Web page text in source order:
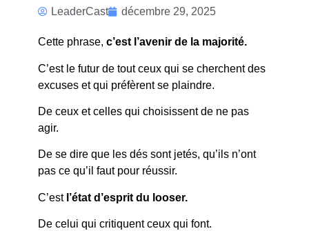
PARTI DE
RIEN POUR
ARRIVER NUL
PART
LeaderCast décembre 29, 2025
Cette phrase, c’est l’avenir de la majorité.
C’est le futur de tout ceux qui se cherchent des
excuses et qui préfèrent se plaindre.
De ceux et celles qui choisissent de ne pas
agir.
De se dire que les dés sont jetés, qu’ils n’ont
pas ce qu’il faut pour réussir.
C’est l’état d’esprit du looser.
De celui qui critiquent ceux qui font.